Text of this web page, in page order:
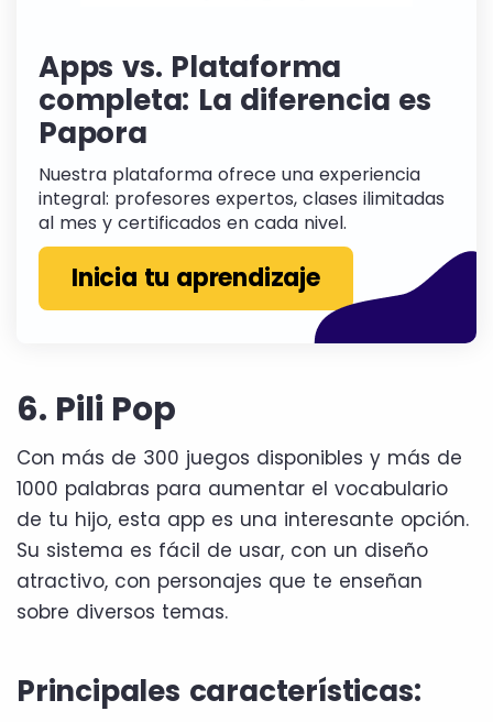
Apps vs. Plataforma
completa: La diferencia es
Papora
Nuestra plataforma ofrece una experiencia
integral: profesores expertos, clases ilimitadas
al mes y certificados en cada nivel.
Inicia tu aprendizaje
6. Pili Pop
Con más de 300 juegos disponibles y más de
1000 palabras para aumentar el vocabulario
de tu hijo, esta app es una interesante opción.
Su sistema es fácil de usar, con un diseño
atractivo, con personajes que te enseñan
sobre diversos temas.
Principales características: